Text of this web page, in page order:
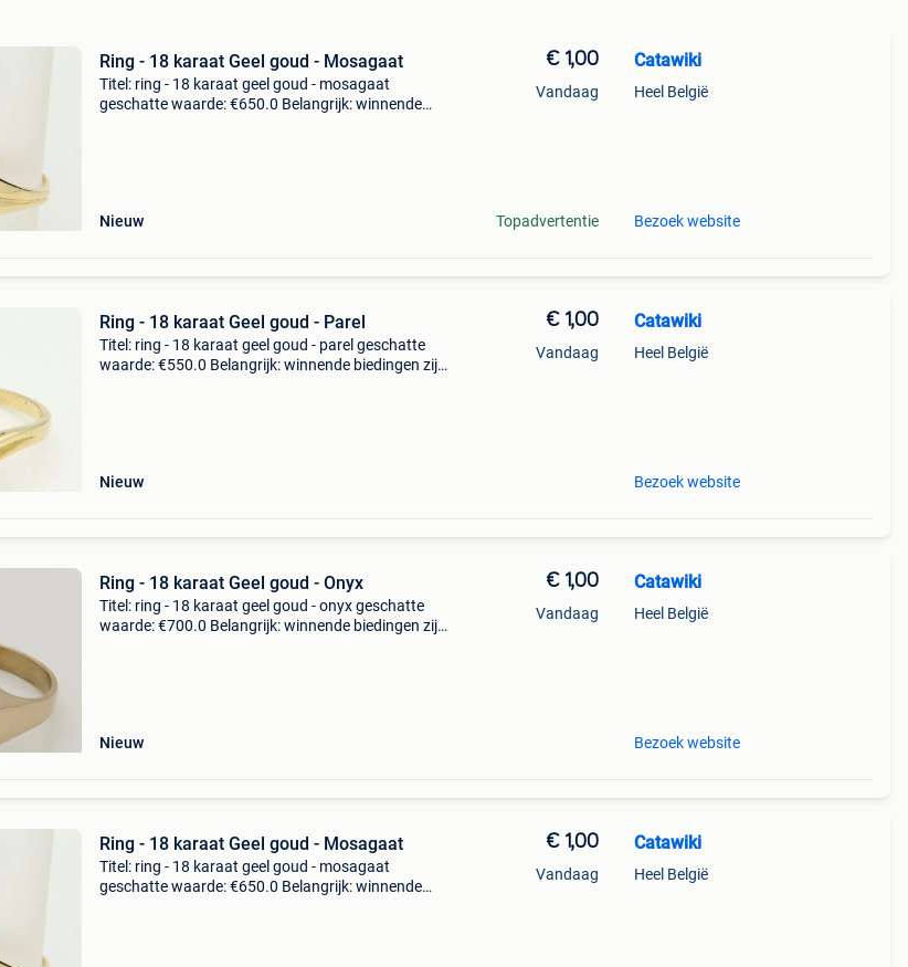
Ring - 18 karaat Geel goud - Mosagaat
Titel: ring - 18 karaat geel goud - mosagaat
geschatte waarde: €650.0 Belangrijk: winnende
Nieuw
€ 1,00
Vandaag
Topadvertentie
Catawiki
Heel België
Bezoek website
Ring - 18 karaat Geel goud - Parel
Titel: ring - 18 karaat geel goud - parel geschatte
waarde: €550.0 Belangrijk: winnende biedingen zijn
Nieuw
€ 1,00
Vandaag
Catawiki
Heel België
Bezoek website
Ring - 18 karaat Geel goud - Onyx
Titel: ring - 18 karaat geel goud - onyx geschatte
waarde: €700.0 Belangrijk: winnende biedingen zijn
Nieuw
€ 1,00
Vandaag
Catawiki
Heel België
Bezoek website
Ring - 18 karaat Geel goud - Mosagaat
Titel: ring - 18 karaat geel goud - mosagaat
geschatte waarde: €650.0 Belangrijk: winnende
€ 1,00
Vandaag
Catawiki
Heel België